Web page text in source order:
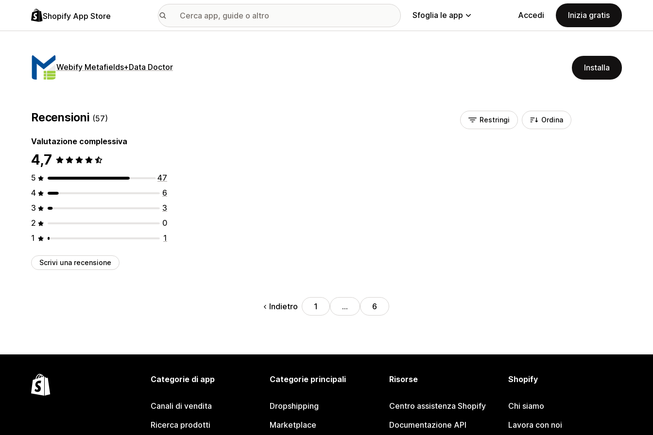
Shopify App Store Sfoglia le app Accedi Inizia gratis
Webify Metafields+Data Doctor Installa
Recensioni (57)
Valutazione complessiva
4,7
5
47
4
6
3
3
2
0
1
1
Scrivi una recensione
Restringi Ordina
Indietro 1 … 6
Categorie di app
Canali di vendita
Ricerca prodotti
Categorie principali
Dropshipping
Marketplace
Risorse
Centro assistenza Shopify
Documentazione API
Shopify
Chi siamo
Lavora con noi